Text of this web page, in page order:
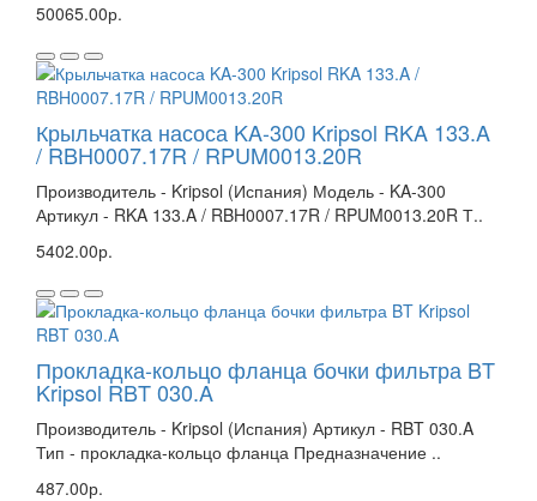
50065.00р.
Крыльчатка насоса KA-300 Kripsol RKA 133.A
/ RBH0007.17R / RPUM0013.20R
Производитель - Kripsol (Испания) Модель - KA-300
Артикул - RKA 133.A / RBH0007.17R / RPUM0013.20R Т..
5402.00р.
Прокладка-кольцо фланца бочки фильтра BT
Kripsol RBT 030.A
Производитель - Kripsol (Испания) Артикул - RBT 030.A
Тип - прокладка-кольцо фланца Предназначение ..
487.00р.